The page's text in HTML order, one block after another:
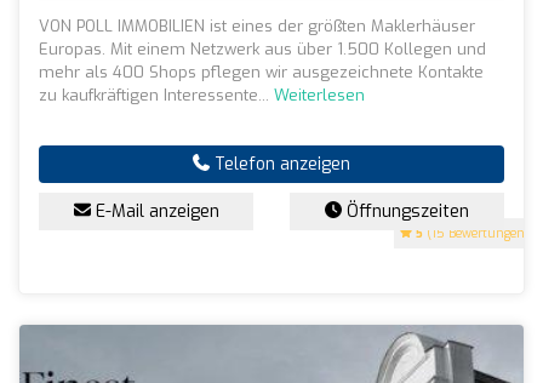
5 (15 Bewertungen)
VON POLL IMMOBILIEN ist eines der größten Maklerhäuser
Europas. Mit einem Netzwerk aus über 1.500 Kollegen und
mehr als 400 Shops pflegen wir ausgezeichnete Kontakte
zu kaufkräftigen Interessente... Weiterlesen
Telefon anzeigen
E-Mail anzeigen Öffnungszeiten